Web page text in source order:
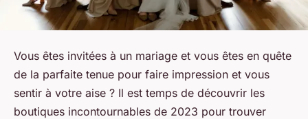
Vous êtes invitées à un mariage et vous êtes en quête
de la parfaite tenue pour faire impression et vous
sentir à votre aise ? Il est temps de découvrir les
boutiques incontournables de 2023 pour trouver